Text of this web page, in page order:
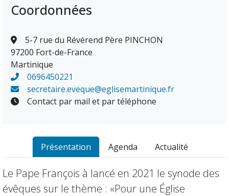
Coordonnées
5-7 rue du Révérend Père PINCHON
97200 Fort-de-France
Martinique
0696450221
secretaire.eveque@eglisemartinique.fr
Contact par mail et par téléphone
Présentation Agenda Actualité
Le Pape François à lancé en 2021 le synode des
évêques sur le thème : «Pour une Église